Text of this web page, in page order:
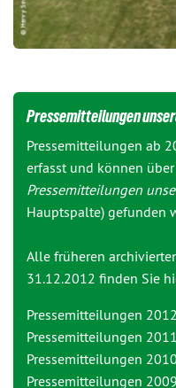
Pressemitteilungen
Pressemitteilungen ab
erfasst und können
Pressemitteilungen
Hauptspalte) gefunden
Alle früheren
31.12.2012 finden Sie
Pressemitteilungen 2012
Pressemitteilungen 2011
Pressemitteilungen 2010
Pressemitteilungen 2009